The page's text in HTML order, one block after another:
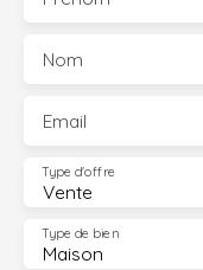
Nom
Email
Vente
Type d'offre
Maison
Type de bien